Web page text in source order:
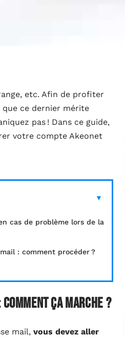
etc. Afin de profiter
que ce dernier mérite
pas ! Dans ce guide,
votre compte Akeonet
cas de problème lors de la
: comment procéder ?
ça marche ?
mail, vous devez aller